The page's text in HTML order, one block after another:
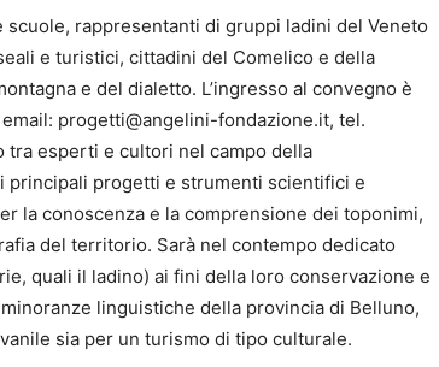
rappresentanti di gruppi ladini del Veneto
e turistici, cittadini del Comelico e della
e del dialetto. L’ingresso al convegno è
progetti@angelini-fondazione.it, tel.
tra esperti e cultori nel campo della
principali progetti e strumenti scientifici e
la conoscenza e la comprensione dei toponimi,
del territorio. Sarà nel contempo dedicato
quali il ladino) ai fini della loro conservazione e
linguistiche della provincia di Belluno,
sia per un turismo di tipo culturale.